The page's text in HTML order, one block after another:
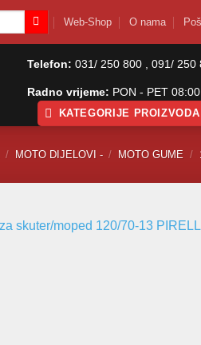
Web-Shop O nama
Telefon: 031/ 250 800 , 091/ 250
Radno vrijeme: PON - PET
KATEGORIJE PROIZVODA
/ MOTO DIJELOVI - / MOTO GUME /